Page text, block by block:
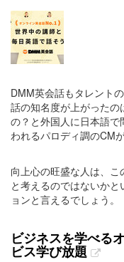
DMM英会話もタレント
話の知名度が上がった
の？と外国人に日本語
われるパロディ調のCM
向上心の旺盛な人は、
と考えるのではないか
ョンと言えるでしょう。
ビジネスを学べる
ビス学び放題